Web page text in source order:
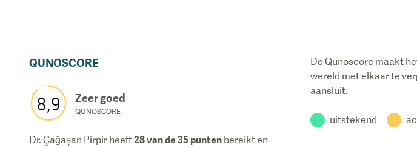
QUNOSCORE
8,9 Zeer goed
QUNOSCORE
Dr. Çağaşan Pirpir heeft28van de 35 punten bereikt en
De Qunoscore maakt
wereld met elkaar te
aansluit.
uitstekend